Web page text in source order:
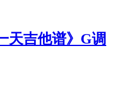
天吉他谱》G调